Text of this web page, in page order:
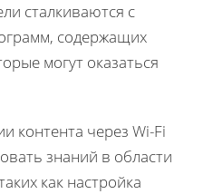
сталкиваются с
содержащих
могут оказаться
контента через Wi-Fi
знаний в области
как настройка